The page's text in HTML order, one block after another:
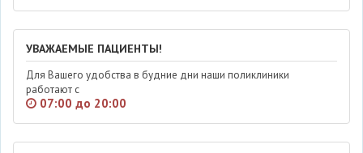
УВАЖАЕМЫЕ ПАЦИЕНТЫ!
Для Вашего удобства в будние дни наши поликлиники
работают с
07:00 до 20:00